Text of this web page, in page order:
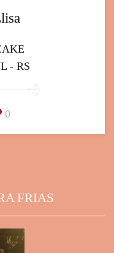
- RS
0
FRIAS